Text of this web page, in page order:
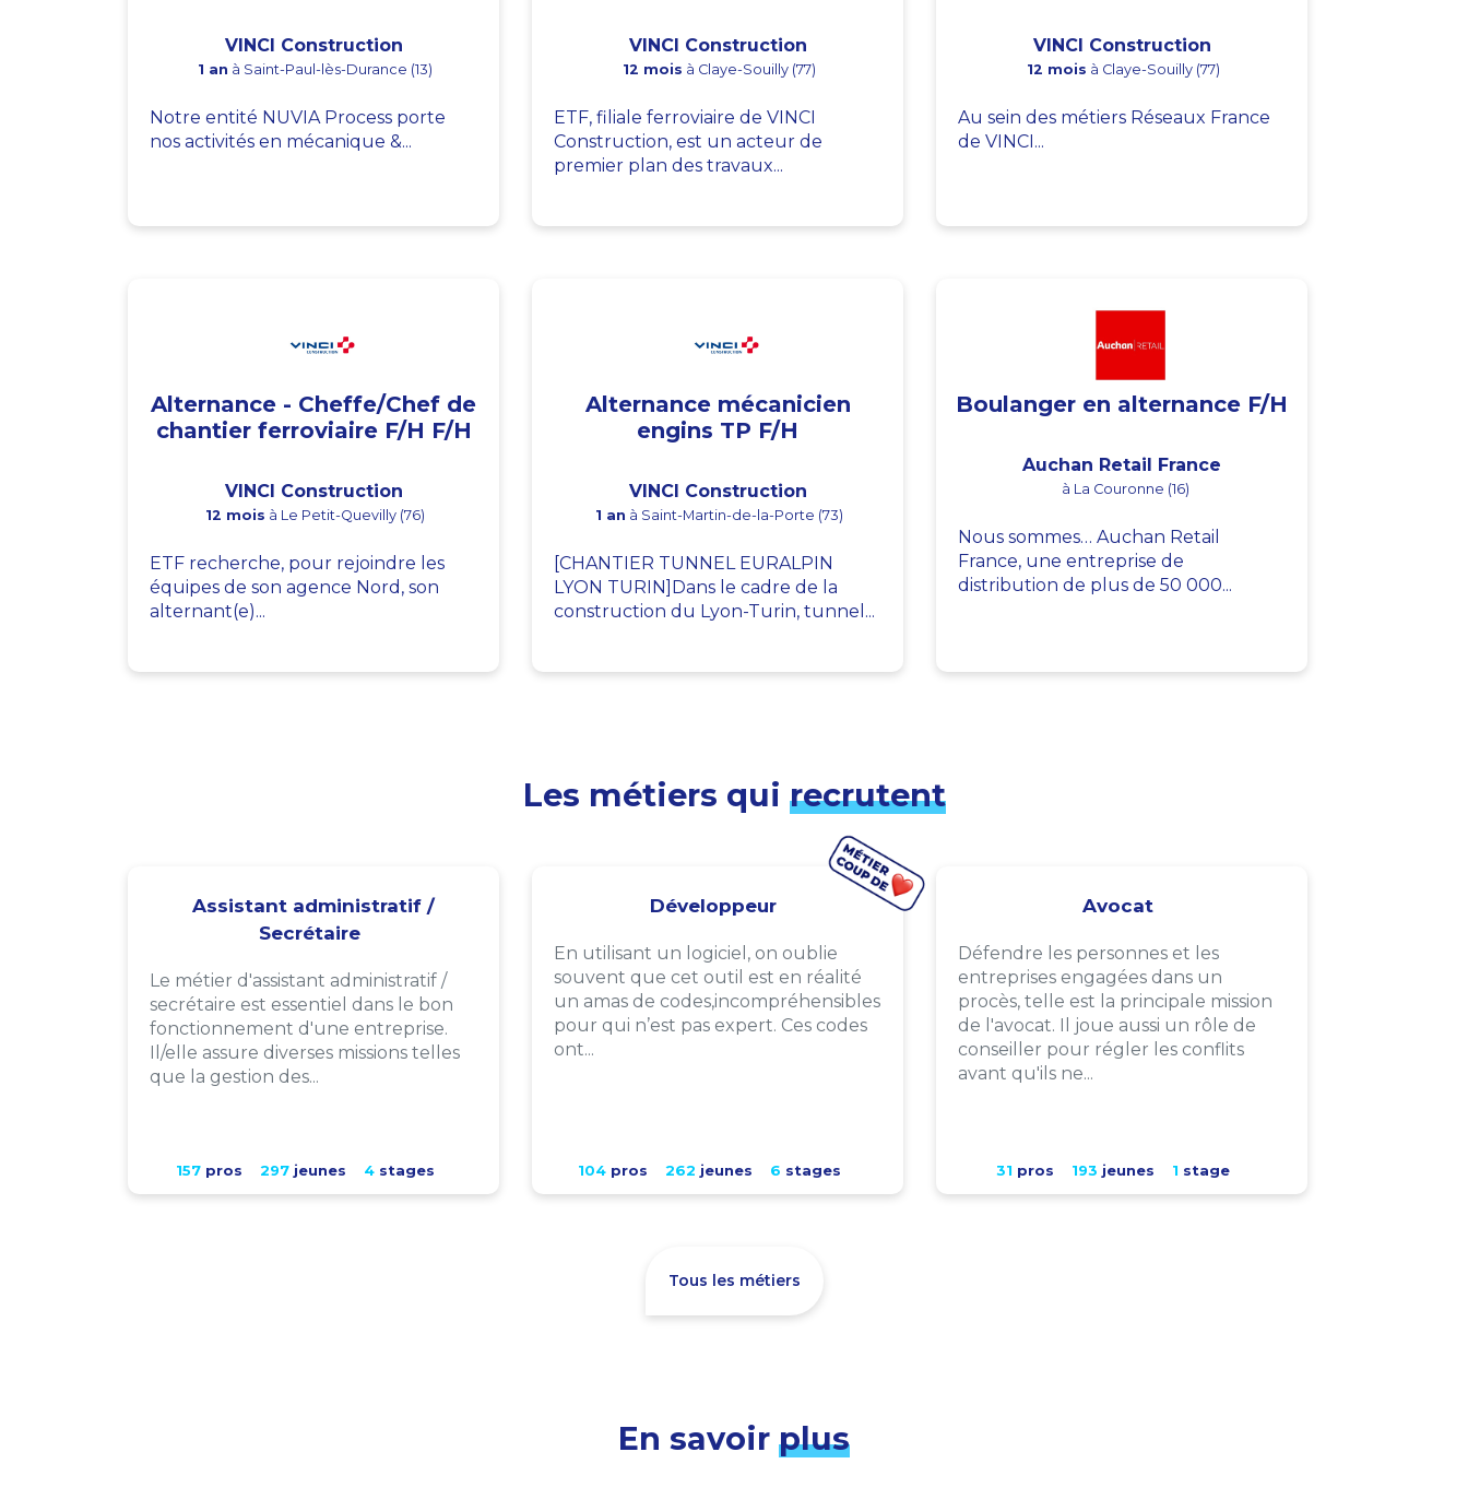
VINCI Construction
1 an à Saint-Paul-lès-Durance (13)
Notre entité NUVIA Process porte
nos activités en mécanique &...
VINCI Construction
12 mois à Claye-Souilly (77)
ETF, filiale ferroviaire de VINCI
Construction, est un acteur de
premier plan des travaux...
VINCI Construction
12 mois à Claye-Souilly (77)
Au sein des métiers Réseaux France
de VINCI...
Alternance - Cheffe/Chef de
chantier ferroviaire F/H F/H
VINCI Construction
12 mois à Le Petit-Quevilly (76)
ETF recherche, pour rejoindre les
équipes de son agence Nord, son
alternant(e)...
Alternance mécanicien
engins TP F/H
VINCI Construction
1 an à Saint-Martin-de-la-Porte (73)
[CHANTIER TUNNEL EURALPIN
LYON TURIN]Dans le cadre de la
construction du Lyon-Turin, tunnel...
Boulanger en alternance F/H
Auchan Retail France
à La Couronne (16)
Nous sommes… Auchan Retail
France, une entreprise de
distribution de plus de 50 000...
Les métiers qui recrutent
Assistant administratif /
Secrétaire
Le métier d'assistant administratif /
secrétaire est essentiel dans le bon
fonctionnement d'une entreprise.
Il/elle assure diverses missions telles
que la gestion des...
157pros 297jeunes 4stages
Développeur
En utilisant un logiciel, on oublie
souvent que cet outil est en réalité
un amas de codes,incompréhensibles
pour qui n’est pas expert. Ces codes
ont...
104pros 262 jeunes 6 stages
Avocat
Défendre les personnes et les
entreprises engagées dans un
procès, telle est la principale mission
de l'avocat. Il joue aussi un rôle de
conseiller pour régler les conflits
avant qu'ils ne...
31 pros 193 jeunes 1 stage
Tous les métiers
En savoir plus